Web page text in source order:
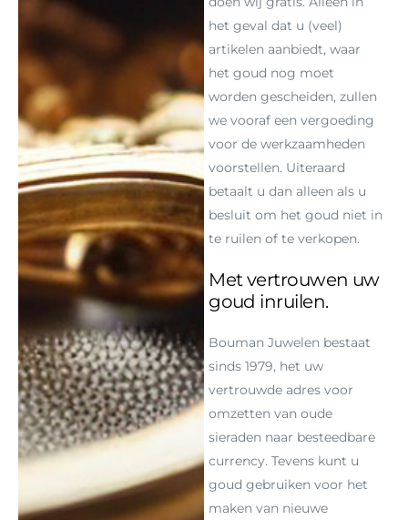
het geval dat u (veel)
artikelen aanbiedt, waar
het goud nog moet
worden gescheiden, zullen
we vooraf een vergoeding
voor de werkzaamheden
voorstellen. Uiteraard
betaalt u dan alleen als u
besluit om het goud niet in
te ruilen of te verkopen.
Met vertrouwen uw
goud inruilen.
Bouman Juwelen bestaat
sinds 1979, het uw
vertrouwde adres voor
omzetten van oude
sieraden naar besteedbare
currency. Tevens kunt u
goud gebruiken voor het
maken van nieuwe